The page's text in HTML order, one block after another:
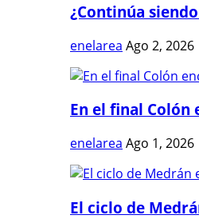
¿Continúa
enelarea Ago 2, 2026
En el final Colón
enelarea Ago 1, 2026
El ciclo de